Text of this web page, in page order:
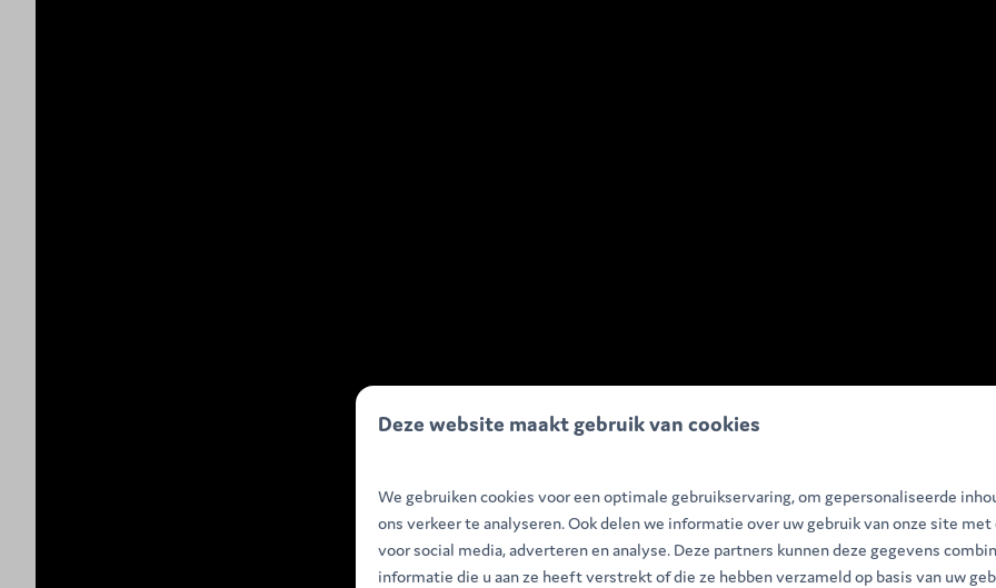
Deze website maakt gebruik van cookies
We gebruiken cookies voor een optimale gebruikservaring, om gepersonaliseerde
ons verkeer te analyseren. Ook delen we informatie over uw gebruik van onze site met
voor social media, adverteren en analyse. Deze partners kunnen deze gegevens
informatie die u aan ze heeft verstrekt of die ze hebben verzameld op basis van uw